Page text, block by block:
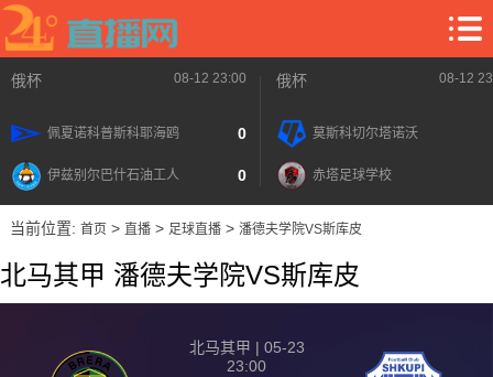
俄杯 08-12 23:00
佩夏诺科普斯科耶海鸥 0
伊兹别尔巴什石油工人 0
俄杯 08-12
莫斯科切尔塔诺沃
赤塔足球学校
当前位置: 首页> 直播> 足球直播> 潘德夫学院VS斯库皮
北马其甲 潘德夫学院VS斯库皮
北马其甲 | 05-23
23:00